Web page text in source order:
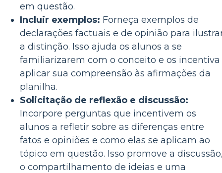
em questão.
Incluir exemplos: Forneça exemplos de
declarações factuais e de opinião para
a distinção. Isso ajuda os alunos a se
familiarizarem com o conceito e os incentiva
aplicar sua compreensão às afirmações da
planilha.
Solicitação de reflexão e discussão:
Incorpore perguntas que incentivem os
alunos a refletir sobre as diferenças entre
fatos e opiniões e como elas se aplicam ao
tópico em questão. Isso promove a
o compartilhamento de ideias e uma